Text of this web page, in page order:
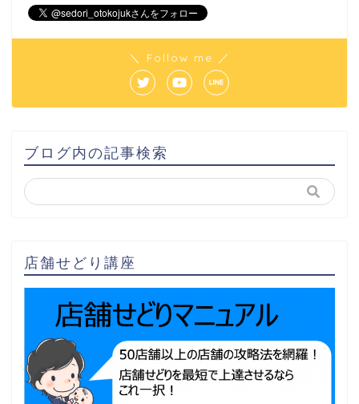
＼ Follow me ／
ブログ内の記事検索
店舗せどり講座